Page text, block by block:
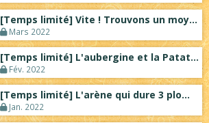
[Temps limité] Vite ! Trouvons un moyen ...
Mars 2022
[Temps limité] L'aubergine et la Patate ...
Fév. 2022
[Temps limité] L'arène qui dure 3 plombe...
Jan. 2022